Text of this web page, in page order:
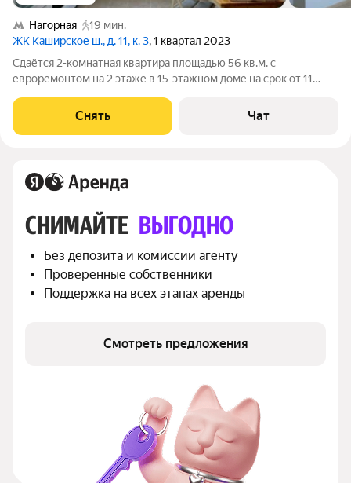
Нагорная
19 мин.
ЖК Каширское ш., д. 11, к. 3, 1 квартал 2023
Сдаётся 2-комнатная квартира площадью 56 кв.м. с
евроремонтом на 2 этаже в 15-этажном доме на срок от 11
Холодильник Посудомоечная машина Микроволновка Дом -
монолитный, окна выходят во
Снять Чат
СНИМАЙТЕ ВЫГОДНО
Без депозита и комиссии агенту
Проверенные собственники
Поддержка на всех этапах аренды
Смотреть предложения